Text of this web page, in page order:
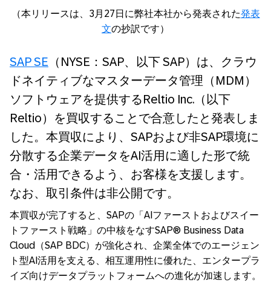
（本リリースは、3月27日に弊社本社から発表された発表
文の抄訳です）
SAP SE （NYSE：SAP、以下 SAP）は、クラウ
ドネイティブなマスターデータ管理（MDM）
ソフトウェアを提供するReltio Inc.（以下
Reltio）を買収することで合意したと発表しま
した。本買収により、SAPおよび非SAP環境に
分散する企業データをAI活用に適した形で統
合・活用できるよう、お客様を支援します。
なお、取引条件は非公開です。
本買収が完了すると、SAPの「AIファーストおよびスイー
トファースト戦略」の中核をなすSAP® Business Data
Cloud（SAP BDC）が強化され、企業全体でのエージェン
ト型AI活用を支える、相互運用性に優れた、エンタープラ
イズ向けデータプラットフォームへの進化が加速します。